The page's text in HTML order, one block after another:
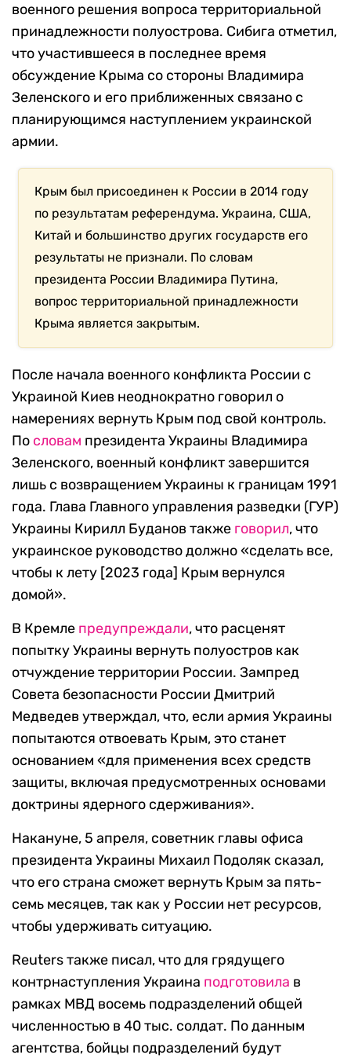
военного решения вопроса территориальной
принадлежности полуострова. Сибига отметил,
что участившееся в последнее время
обсуждение Крыма со стороны Владимира
Зеленского и его приближенных связано с
планирующимся наступлением украинской
армии.
Крым был присоединен к России в 2014 году
по результатам референдума. Украина, США,
Китай и большинство других государств его
результаты не признали. По словам
президента России Владимира Путина,
вопрос территориальной принадлежности
Крыма является закрытым.
После начала военного конфликта России с
Украиной Киев неоднократно говорил о
намерениях вернуть Крым под свой контроль.
По словам президента Украины Владимира
Зеленского, военный конфликт завершится
лишь с возвращением Украины к границам 1991
года. Глава Главного управления разведки (ГУР)
Украины Кирилл Буданов также говорил, что
украинское руководство должно «сделать все,
чтобы к лету [2023 года] Крым вернулся
домой».
В Кремле предупреждали, что расценят
попытку Украины вернуть полуостров как
отчуждение территории России. Зампред
Совета безопасности России Дмитрий
Медведев утверждал, что, если армия Украины
попытаются отвоевать Крым, это станет
основанием «для применения всех средств
защиты, включая предусмотренных основами
доктрины ядерного сдерживания».
Накануне, 5 апреля, советник главы офиса
президента Украины Михаил Подоляк сказал,
что его страна сможет вернуть Крым за пять-
семь месяцев, так как у России нет ресурсов,
чтобы удерживать ситуацию.
Reuters также писал, что для грядущего
контрнаступления Украина подготовила в
рамках МВД восемь подразделений общей
численностью в 40 тыс. солдат. По данным
агентства, бойцы подразделений будут